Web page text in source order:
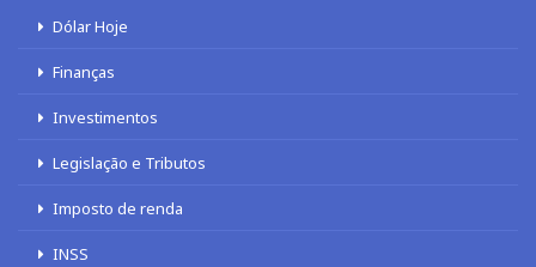
Dólar Hoje
Finanças
Investimentos
Legislação e Tributos
Imposto de renda
INSS